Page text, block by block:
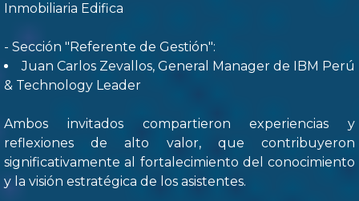
Inmobiliaria Edifica
- Sección "Referente de Gestión":
Juan Carlos Zevallos, General Manager de IBM Perú
& Technology Leader
Ambos invitados compartieron experiencias y
reflexiones de alto valor, que contribuyeron
significativamente al fortalecimiento del conocimiento
y la visión estratégica de los asistentes.